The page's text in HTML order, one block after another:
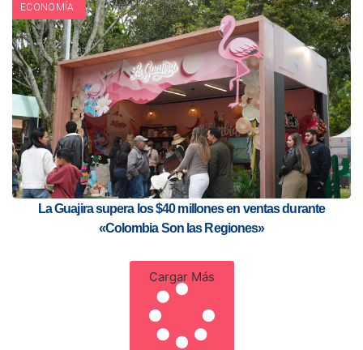
ECONOMÍA
La Guajira supera los $40 millones en ventas durante
«Colombia Son las Regiones»
Cargar Más